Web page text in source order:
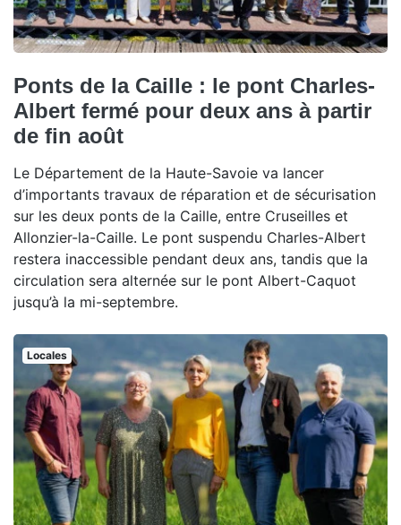
Ponts de la Caille : le pont Charles-
Albert fermé pour deux ans à partir
de fin août
Le Département de la Haute-Savoie va lancer
d’importants travaux de réparation et de sécurisation
sur les deux ponts de la Caille, entre Cruseilles et
Allonzier-la-Caille. Le pont suspendu Charles-Albert
restera inaccessible pendant deux ans, tandis que la
circulation sera alternée sur le pont Albert-Caquot
jusqu’à la mi-septembre.
Locales